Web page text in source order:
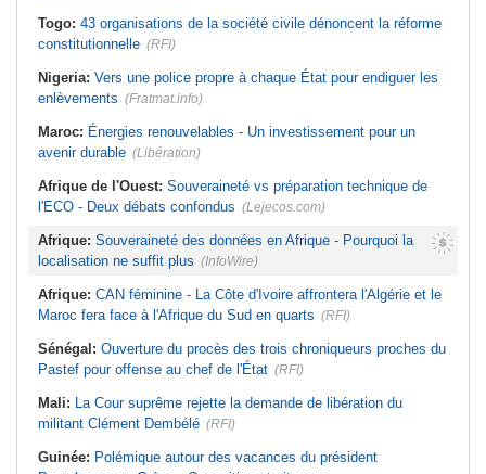
Togo: 43 organisations de la société civile dénoncent la réforme
constitutionnelle (RFI)
Nigeria: Vers une police propre à chaque État pour endiguer les
enlèvements (Fratmat.info)
Maroc: Énergies renouvelables - Un investissement pour un
avenir durable (Libération)
Afrique de l'Ouest: Souveraineté vs préparation technique de
l'ECO - Deux débats confondus (Lejecos.com)
Afrique: Souveraineté des données en Afrique - Pourquoi la
localisation ne suffit plus (InfoWire)
Afrique: CAN féminine - La Côte d'Ivoire affrontera l'Algérie et le
Maroc fera face à l'Afrique du Sud en quarts (RFI)
Sénégal: Ouverture du procès des trois chroniqueurs proches du
Pastef pour offense au chef de l'État (RFI)
Mali: La Cour suprême rejette la demande de libération du
militant Clément Dembélé (RFI)
Guinée: Polémique autour des vacances du président